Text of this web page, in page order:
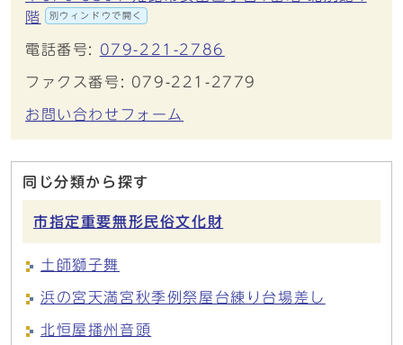
階
別ウィンドウで開く
電話番号: 079-221-2786
ファクス番号: 079-221-2779
お問い合わせフォーム
同じ分類から探す
市指定重要無形民俗文化財
土師獅子舞
浜の宮天満宮秋季例祭屋台練り台場差し
北恒屋播州音頭